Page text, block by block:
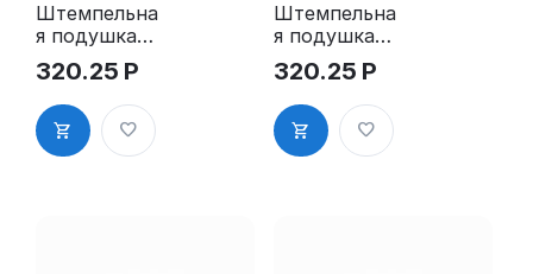
Штемпельна
я подушка
для GRM
4925 2Pads
320.25 Р
Штемпельна
я подушка
для GRM
4925 2Pads,
синяя
320.25 Р